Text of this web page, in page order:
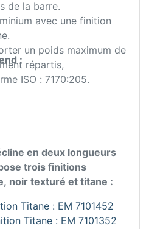
de la barre.
avec une finition
un poids maximum de
répartis,
ISO : 7170:205.
:
en deux longueurs
trois finitions
noir texturé et titane :
Titane : EM 7101452
Titane : EM 7101352